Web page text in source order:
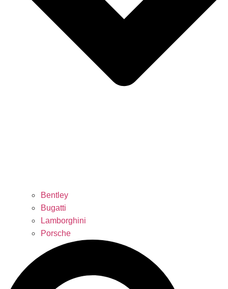
Bentley
Bugatti
Lamborghini
Porsche